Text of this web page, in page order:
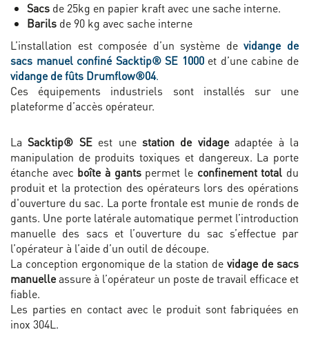
Sacs de 25kg en papier kraft avec une sache interne.
Barils de 90 kg avec sache interne
L’installation est composée d’un système devidange de
sacs manuel confiné Sacktip® SE 1000et d’une cabine de
vidange de fûts Drumflow®04.
Ces
équipements industriels
sont installés sur une
plateforme d’accès opérateur.
LaSacktip® SEest unestation de vidageadaptée à la
manipulation de produits toxiques et dangereux. La porte
étanche avec boîte à gantspermet le confinement total du
produit et la protection des opérateurs lors des opérations
d'ouverture du sac. La porte frontale est munie de ronds de
gants. Une porte latérale automatique permet l’introduction
manuelle des sacs et l’ouverture du sac s’effectue par
l’opérateur à l’aide d’un outil de découpe.
La conception ergonomique de la station de vidage de sacs
manuelleassure à l’opérateur un poste de travail efficace et
fiable.
Les parties en contact avec le produit sont fabriquées en
inox 304L.